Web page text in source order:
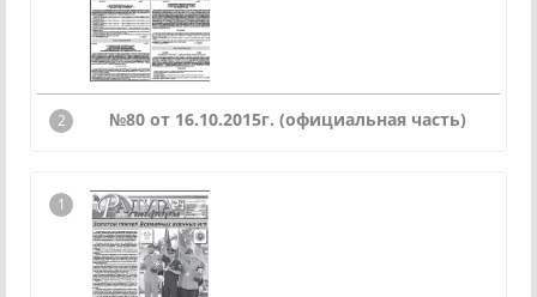
№80 от 16.10.2015г. (официальная часть)